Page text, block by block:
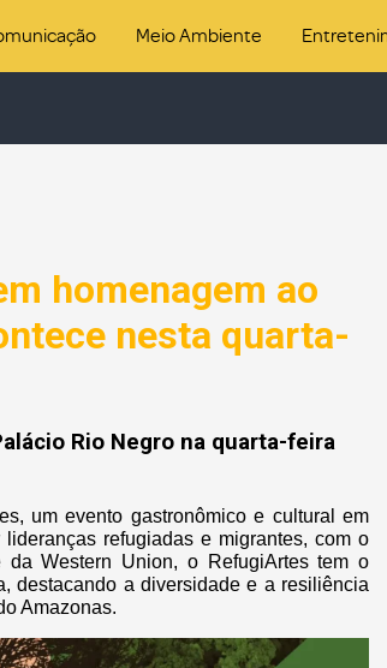
Meio Ambiente
homenagem ao
nesta quarta-
Rio Negro na quarta-feira
um evento gastronômico e cultural em
refugiadas e migrantes, com o
Western Union, o RefugiArtes tem o
destacando a diversidade e a resiliência
Amazonas.